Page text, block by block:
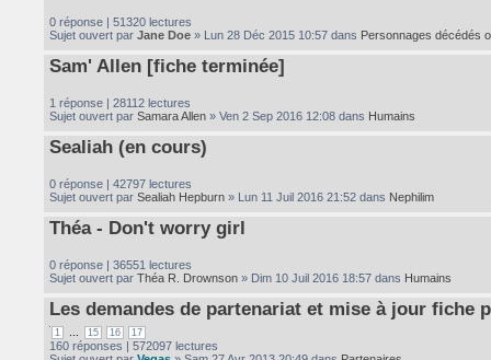
0 réponse | 51320 lectures
Sujet ouvert par Jane Doe » Lun 28 Déc 2015 10:57 dans Personnages décédés
Sam' Allen [fiche terminée]
1 réponse | 28112 lectures
Sujet ouvert par Samara Allen » Ven 2 Sep 2016 12:08 dans Humains
Sealiah (en cours)
0 réponse | 42797 lectures
Sujet ouvert par Sealiah Hepburn » Lun 11 Juil 2016 21:52 dans Nephilim
Théa - Don't worry girl
0 réponse | 36551 lectures
Sujet ouvert par Théa R. Drownson » Dim 10 Juil 2016 18:57 dans Humains
Les demandes de partenariat et mise à jour fiche
1 15 16 17
160 réponses | 572097 lectures